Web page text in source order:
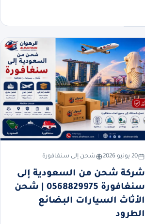
20 يونيو 2026 شحن إلى سنغافورة
شركة شحن من السعودية إلى
سنغافورة 0568829975 | شحن
الأثاث السيارات البضائع
الطرود